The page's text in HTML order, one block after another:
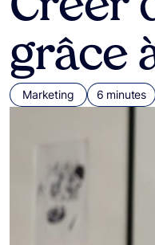
grâce
Marketing 6 minutes